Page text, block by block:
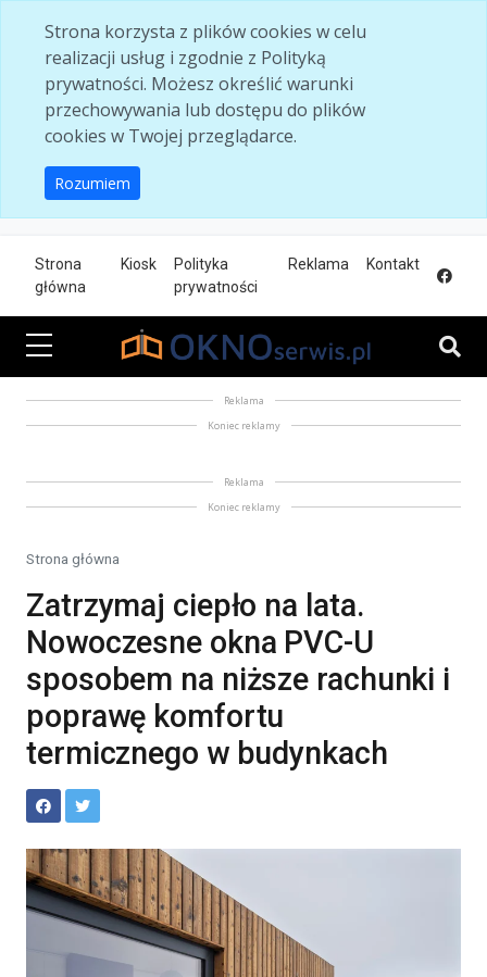
Strona korzysta z plików cookies w celu
realizacji usług i zgodnie z Polityką
prywatności. Możesz określić warunki
przechowywania lub dostępu do plików
cookies w Twojej przeglądarce.
Rozumiem
Strona
główna
Kiosk
Polityka
prywatności
Reklama Kontakt
Reklama
Koniec reklamy
Reklama
Koniec reklamy
Strona główna
Zatrzymaj ciepło na lata.
Nowoczesne okna PVC-U
sposobem na niższe rachunki i
poprawę komfortu
termicznego w budynkach